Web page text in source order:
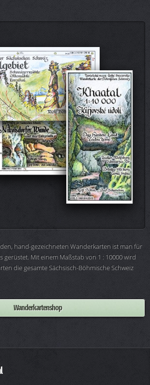
hand-gezeichneten Wanderkarten ist man für
gerüstet. Mit einem Maßstab von 1 : 10000 wird
die gesamte Sächsisch-Böhmische Schweiz
Wanderkartenshop